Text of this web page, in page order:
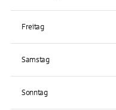
Freitag
Samstag
Sonntag